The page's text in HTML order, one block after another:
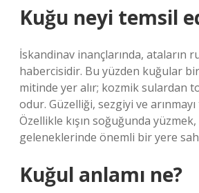
Kuğu neyi temsil
İskandinav inançlarında, ataların
habercisidir. Bu yüzden kuğular
mitinde yer alır; kozmik sulardan
odur. Güzelliği, sezgiyi ve
Özellikle kışın soğuğunda
geleneklerinde önemli bir yere
Kuğul anlamı ne?